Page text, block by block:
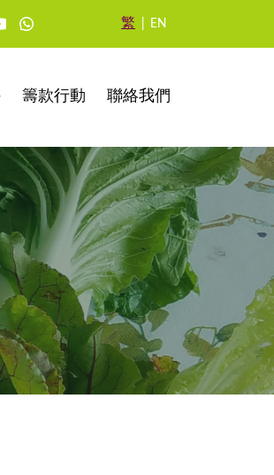
繁 EN
籌款行動 聯絡我們